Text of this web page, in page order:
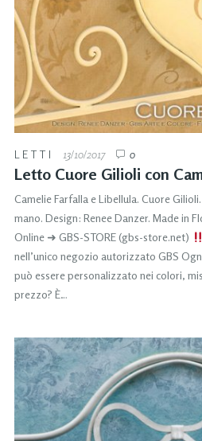
LETTI 13/10/2017 0
Letto Cuore Gilioli con
Camelie Farfalla e Libellula. Cuore
mano. Design: Renee Danzer. Made in
Online ➜ GBS-STORE (gbs-store.net)
nell’unico negozio autorizzato GBS
può essere personalizzato nei colori,
prezzo? È…